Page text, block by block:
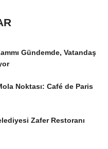
Gündemde, Vatandaş
Noktası: Café de Paris
Zafer Restoranı